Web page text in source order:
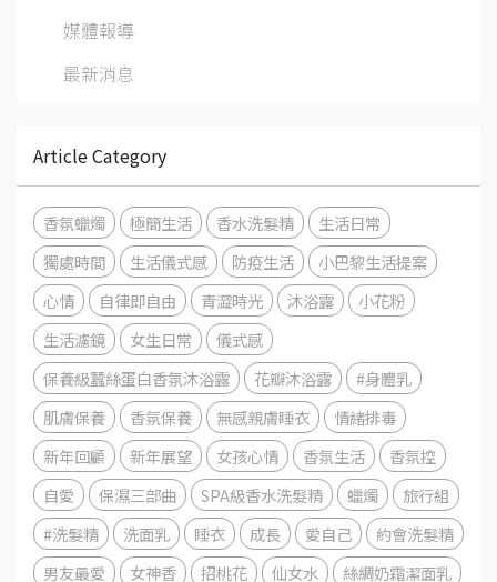
媒體報導
最新消息
Article Category
香氛蠟燭 極簡生活 香水洗髮精
生活日常
獨處時間
生活儀式感 防疫生活
小巴黎生活提案
心情
自律即自由 青澀時光 沐浴露
小花粉
生活濾鏡
女生日常
儀式感
保養級蠶絲蛋白香氛沐浴露
花瓣沐浴露
#身體乳
肌膚保養
香氛保養 無感親膚睡衣
情緒排毒
新年回顧
新年展望 女孩心情 香氛生活
香氛控
自愛
保濕三部曲 SPA級香水洗髮精 蠟燭
旅行組
#洗髮精
洗面乳 睡衣 成長 愛自己
約會洗髮精
男友最愛
女神香 招桃花 仙女水
絲綢奶霜潔面乳